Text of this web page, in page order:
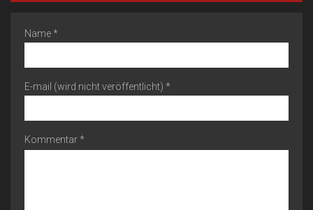
Name *
E-mail (wird nicht veröffentlicht) *
Kommentar *